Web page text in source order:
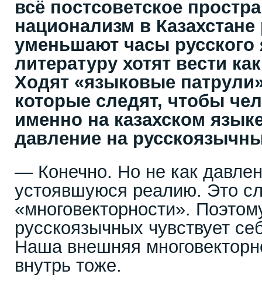
всё постсоветское
национализм в
уменьшают часы русского
литературу хотят вести
Ходят «языковые
которые следят, чтобы
именно на казахском
давление на
— Конечно. Но не как
устоявшуюся реалию. Это
«многовекторности».
русскоязычных чувствует
Наша внешняя
внутрь тоже.